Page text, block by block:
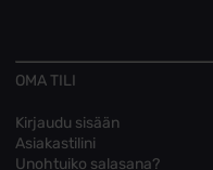
OMA TILI
Kirjaudu sisään
Asiakastilini
Unohtuiko salasana?